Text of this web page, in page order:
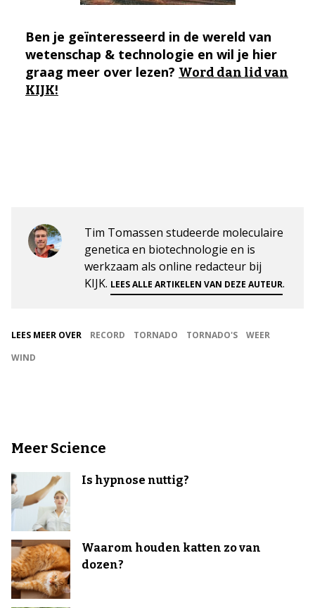
Ben je geïnteresseerd in de wereld van
wetenschap & technologie en wil je hier
graag meer over lezen? Word dan lid van
KIJK!
Tim Tomassen studeerde moleculaire
genetica en biotechnologie en is
werkzaam als online redacteur bij
KIJK. LEES ALLE ARTIKELEN VAN DEZE AUTEUR.
LEES MEER OVER RECORD TORNADO TORNADO'S
WEER
WIND
Meer Science
Is hypnose nuttig?
Waarom houden katten zo van
dozen?